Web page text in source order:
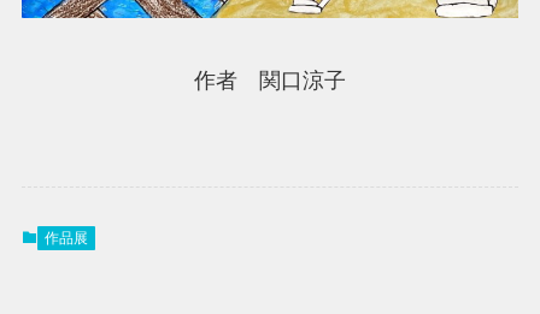
作者 関口涼子
作品展